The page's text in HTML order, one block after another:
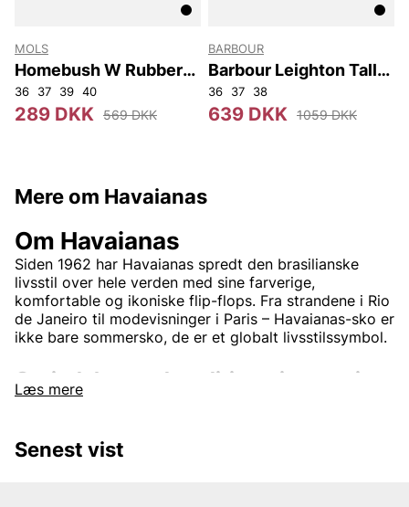
MOLS
Homebush W Rubber
Boot
36 37 39 40
289 DKK 569 DKK
BARBOUR
Barbour Leighton Tall
Welly
36 37 38
639 DKK 1059 DKK
Mere om Havaianas
Læs mere
Om Havaianas
Siden 1962 har Havaianas spredt den brasilianske
livsstil over hele verden med sine farverige,
komfortable og ikoniske flip-flops. Fra strandene i Rio
de Janeiro til modevisninger i Paris – Havaianas-sko er
ikke bare sommersko, de er et globalt livsstilssymbol.
Oprindelse med tradition – innovation
i hvert skridt
Havaianas blev født i Brasilien, inspireret af de
traditionelle japanske zori-sandaler.
Senest vist